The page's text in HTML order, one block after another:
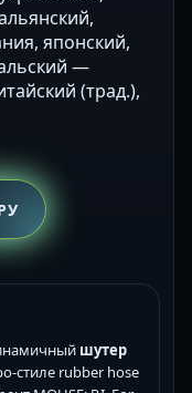
японский,
—
(трад.),
шутер
стиле rubber hose